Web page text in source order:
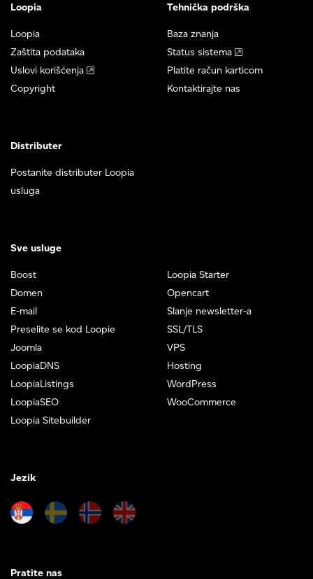
Loopia
Loopia
Zaštita podataka
Uslovi korišćenja
Copyright
Tehnička podrška
Baza znanja
Status sistema
Platite račun karticom
Kontaktirajte nas
Distributer
Postanite distributer Loopia
usluga
Sve usluge
Boost
Domen
E-mail
Preselite se kod Loopie
Joomla
LoopiaDNS
LoopiaListings
LoopiaSEO
Loopia Sitebuilder
Loopia Starter
Opencart
Slanje newsletter-a
SSL/TLS
VPS
Hosting
WordPress
WooCommerce
Jezik
Pratite nas